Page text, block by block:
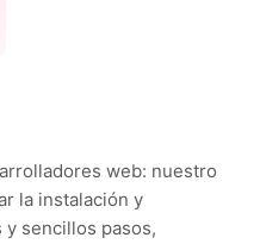
web: nuestro
la instalación y
sencillos pasos,